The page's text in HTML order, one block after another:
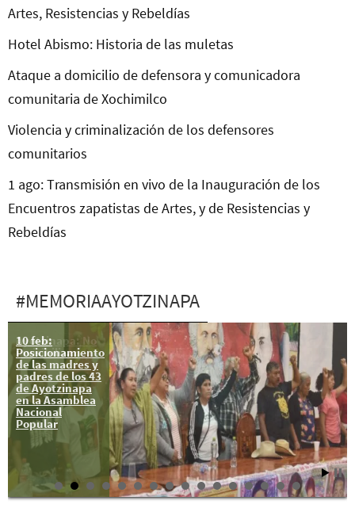
Artes, Resistencias y Rebeldías
Hotel Abismo: Historia de las muletas
Ataque a domicilio de defensora y comunicadora
comunitaria de Xochimilco
Violencia y criminalización de los defensores
comunitarios
1 ago: Transmisión en vivo de la Inauguración de los
Encuentros zapatistas de Artes, y de Resistencias y
Rebeldías
#MEMORIAAYOTZINAPA
10 feb:
Posicionamiento
de las madres y
padres de los 43
de Ayotzinapa
en la Asamblea
Nacional
Popular
Ayotzinapa: No
invisibilizar